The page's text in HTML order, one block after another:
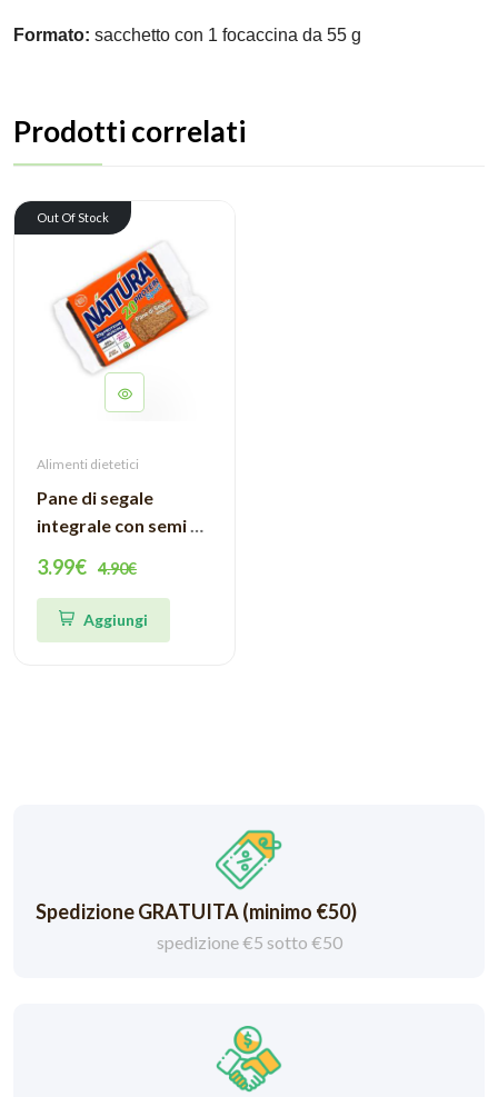
Formato: sacchetto con 1 focaccina da 55 g
Prodotti correlati
Out Of Stock
Alimenti dietetici
Pane di segale
integrale con semi di
3.99€ 4.90€
Aggiungi
Spedizione GRATUITA (minimo €50)
spedizione €5 sotto €50